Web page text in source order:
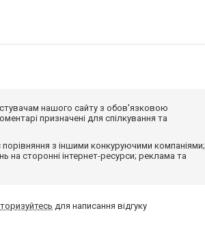
нашого сайту з обов'язковою
призначені для спілкування та
з іншими конкуруючими компаніями;
на сторонні інтернет-ресурси; реклама та
для написання відгуку